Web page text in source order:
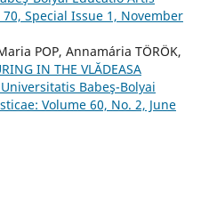
Special Issue 1, November
POP, Annamária TÖRÖK,
IN THE VLĂDEASA
Babeş-Bolyai
Volume 60, No. 2, June